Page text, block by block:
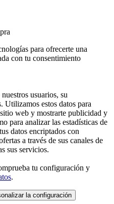
para ofrecerte una
con tu consentimiento
usuarios, su
Utilizamos estos datos para
web y mostrarte publicidad y
para analizar las estadísticas de
datos encriptados con
a través de sus canales de
sus servicios.
tu configuración y
.
la configuración